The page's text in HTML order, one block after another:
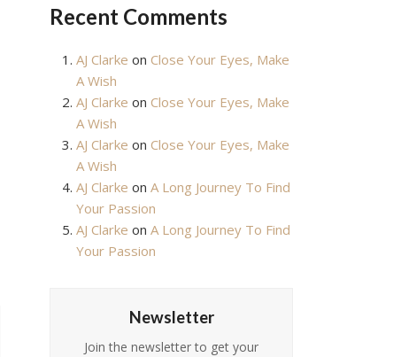
Recent Comments
AJ Clarke on Close Your Eyes, Make
A Wish
AJ Clarke on Close Your Eyes, Make
A Wish
AJ Clarke on Close Your Eyes, Make
A Wish
AJ Clarke on A Long Journey To Find
Your Passion
AJ Clarke on A Long Journey To Find
Your Passion
Newsletter
Join the newsletter to get your